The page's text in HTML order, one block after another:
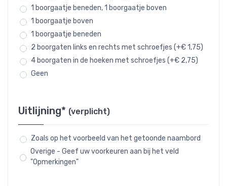
1 boorgaatje beneden, 1 boorgaatje boven
1 boorgaatje boven
1 boorgaatje beneden
2 boorgaten links en rechts met schroefjes (+€ 1,75)
4 boorgaten in de hoeken met schroefjes (+€ 2,75)
Geen
Uitlijning* (verplicht)
Zoals op het voorbeeld van het getoonde naambord
Overige - Geef uw voorkeuren aan bij het veld
"Opmerkingen"